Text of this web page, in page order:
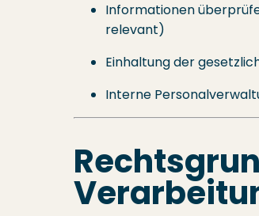
Informationen
relevant)
Einhaltung der
Interne